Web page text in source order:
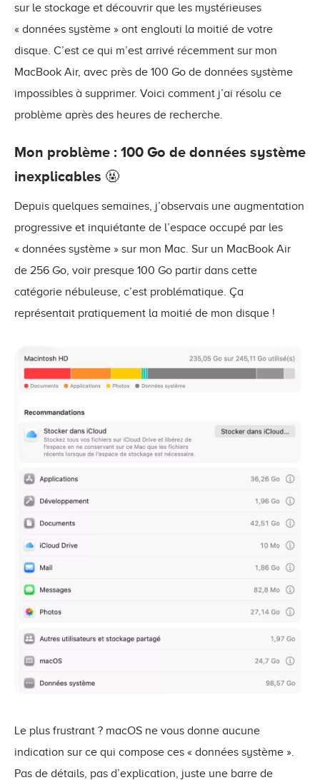
sur le stockage et découvrir que les mystérieuses
« données système » ont englouti la moitié de votre
disque. C’est ce qui m’est arrivé récemment sur mon
MacBook Air, avec près de 100 Go de données système
impossibles à supprimer. Voici comment j’ai résolu ce
problème après des heures de recherche.
Mon problème : 100 Go de données système
inexplicables 🤬
Depuis quelques semaines, j’observais une augmentation
progressive et inquiétante de l’espace occupé par les
« données système » sur mon Mac. Sur un MacBook Air
de 256 Go, voir presque 100 Go partir dans cette
catégorie nébuleuse, c’est problématique. Ça
représentait pratiquement la moitié de mon disque !
Le plus frustrant ? macOS ne vous donne aucune
indication sur ce qui compose ces « données système ».
Pas de détails, pas d’explication, juste une barre de